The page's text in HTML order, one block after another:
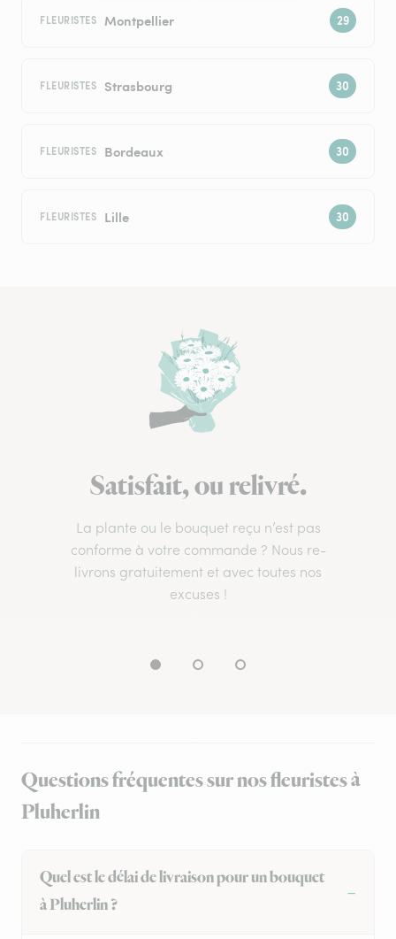
FLEURISTES Montpellier
FLEURISTES Strasbourg
FLEURISTES Bordeaux
FLEURISTES Lille
Satisfait, ou relivré.
La plante ou le bouquet reçu n’est pas
conforme à votre commande ? Nous re-
livrons gratuitement et avec toutes nos
excuses !
Questions fréquentes sur nos fleuristes à
Pluherlin
Quel est le délai de livraison pour un bouquet
à Pluherlin ?